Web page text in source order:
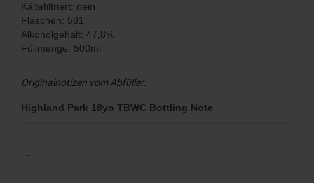
Kältefiltriert: nein
Flaschen: 581
Alkoholgehalt: 47,8%
Füllmenge: 500ml
Originalnotizen vom Abfüller:
Highland Park 18yo TBWC Bottling Note